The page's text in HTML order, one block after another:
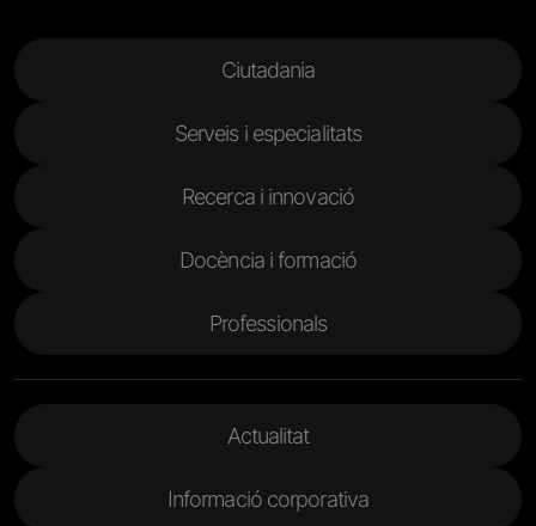
Ciutadania
Serveis i especialitats
Recerca i innovació
Docència i formació
Professionals
Actualitat
Informació corporativa